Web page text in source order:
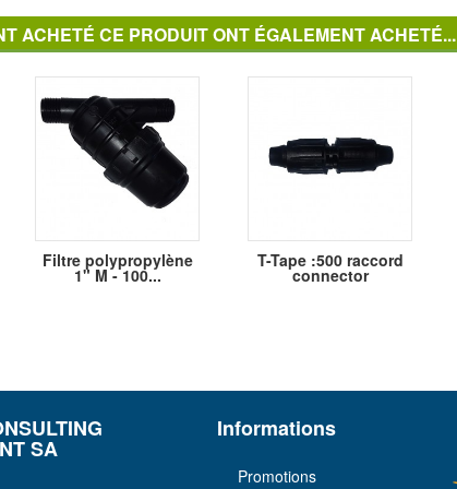
ACHETÉ CE PRODUIT ONT ÉGALEMENT ACHETÉ...
Filtre polypropylène
1" M - 100...
T-Tape :500 raccord
connector
SA
Informations
Promotions